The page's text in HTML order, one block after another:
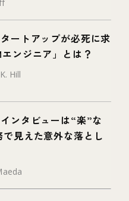
ートアップが必死に求
ンジニア」とは？
Hill
ンタビューは“楽”な
見えた意外な落とし